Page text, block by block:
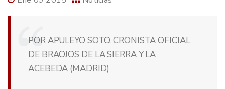
POR APULEYO SOTO, CRONISTA OFICIAL
DE BRAOJOS DE LA SIERRA Y LA
ACEBEDA (MADRID)